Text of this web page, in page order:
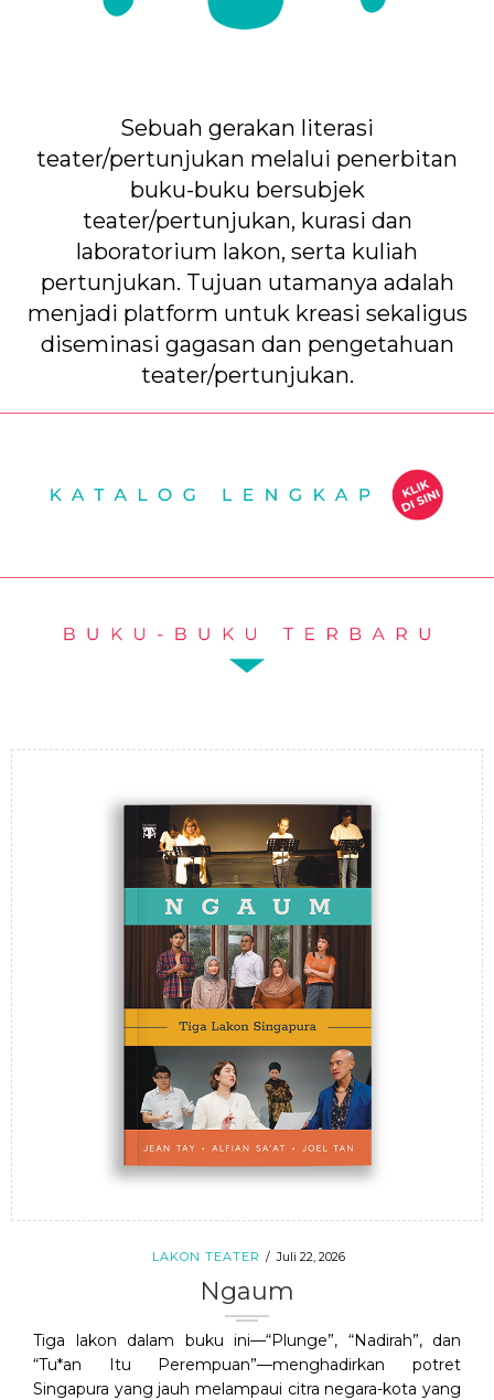
Sebuah gerakan literasi
teater/pertunjukan melalui penerbitan
buku-buku bersubjek
teater/pertunjukan, kurasi dan
laboratorium lakon, serta kuliah
pertunjukan. Tujuan utamanya adalah
menjadi platform untuk kreasi sekaligus
diseminasi gagasan dan pengetahuan
teater/pertunjukan.
LAKON TEATER Juli 22, 2026
Ngaum
Tiga lakon dalam buku ini—“Plunge”, “Nadirah”, dan
“Tu*an Itu Perempuan”—menghadirkan potret
Singapura yang jauh melampaui citra negara-kota yang